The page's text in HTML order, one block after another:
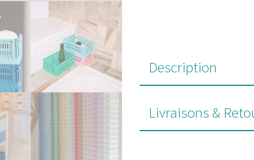
Description
Livraisons &